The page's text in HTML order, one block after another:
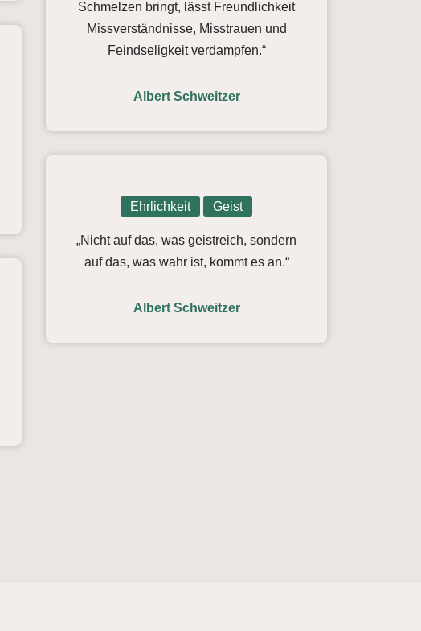
Schmelzen bringt, lässt Freundlichkeit
Missverständnisse, Misstrauen und
Feindseligkeit verdampfen.“
Albert Schweitzer
Ehrlichkeit Geist
„Nicht auf das, was geistreich, sondern
auf das, was wahr ist, kommt es an.“
Albert Schweitzer